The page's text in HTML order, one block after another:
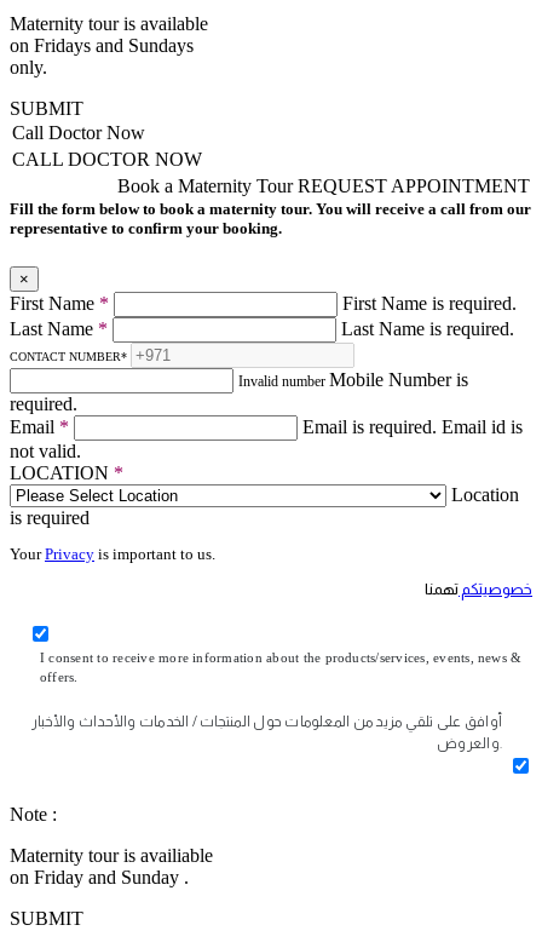
Maternity tour is available
on Fridays and Sundays
only.
SUBMIT
Call Doctor Now
CALL DOCTOR NOW
REQUEST APPOINTMENT
Book a Maternity Tour
Fill the form below to book a maternity tour. You will receive a call from our
representative to confirm your booking.
×
First Name *
First Name is required.
Last Name * Last Name is required.
CONTACT NUMBER*
Invalid number Mobile Number is
required.
Email * Email is required. Email id is
not valid.
LOCATION *
Location
is required
YourPrivacy is important to us.
خصوصيتكم تهمنا
I consent to receive more information about the products/services, events, news &
offers.
أوافق على تلقي مزيد من المعلومات حول المنتجات / الخدمات والأحداث والأخبار
Note :
Maternity tour is availiable
on Friday and Sunday .
SUBMIT